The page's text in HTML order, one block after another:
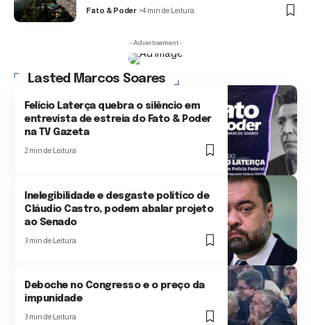
Fato & Poder 4 min de Leitura
- Advertisement -
Lasted Marcos Soares
Felício Laterça quebra o silêncio em
entrevista de estreia do Fato & Poder
na TV Gazeta
2 min de Leitura
Inelegibilidade e desgaste político de
Cláudio Castro, podem abalar projeto
ao Senado
3 min de Leitura
Deboche no Congresso e o preço da
impunidade
3 min de Leitura